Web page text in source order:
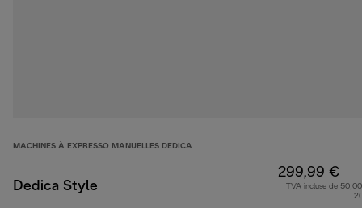
MACHINES À EXPRESSO MANUELLES DEDICA
Dedica Style
299,99 €
TVA incluse de